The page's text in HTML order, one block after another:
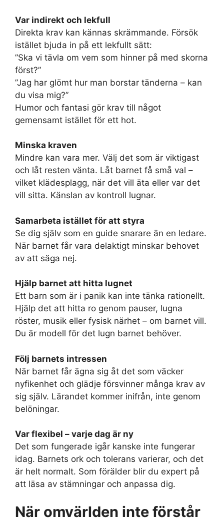
Var indirekt och lekfull
Direkta krav kan kännas skrämmande. Försök
istället bjuda in på ett lekfullt sätt:
”Ska vi tävla om vem som hinner på med skorna
först?”
”Jag har glömt hur man borstar tänderna – kan
du visa mig?”
Humor och fantasi gör krav till något
gemensamt istället för ett hot.
Minska kraven
Mindre kan vara mer. Välj det som är viktigast
och låt resten vänta. Låt barnet få små val –
vilket klädesplagg, när det vill äta eller var det
vill sitta. Känslan av kontroll lugnar.
Samarbeta istället för att styra
Se dig själv som en guide snarare än en ledare.
När barnet får vara delaktigt minskar behovet
av att säga nej.
Hjälp barnet att hitta lugnet
Ett barn som är i panik kan inte tänka rationellt.
Hjälp det att hitta ro genom pauser, lugna
röster, musik eller fysisk närhet – om barnet vill.
Du är modell för det lugn barnet behöver.
Följ barnets intressen
När barnet får ägna sig åt det som väcker
nyfikenhet och glädje försvinner många krav av
sig själv. Lärandet kommer inifrån, inte genom
belöningar.
Var flexibel – varje dag är ny
Det som fungerade igår kanske inte fungerar
idag. Barnets ork och tolerans varierar, och det
är helt normalt. Som förälder blir du expert på
att läsa av stämningar och anpassa dig.
När omvärlden inte förstår